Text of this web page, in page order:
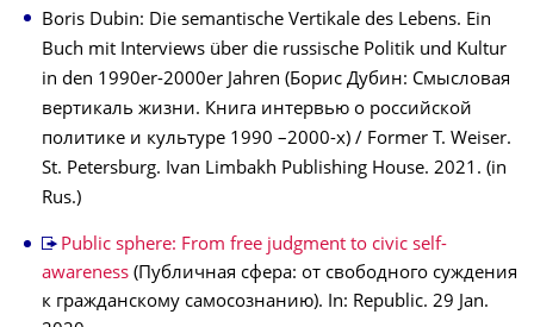
Boris Dubin: Die semantische Vertikale des Lebens. Ein
Buch mit Interviews über die russische Politik und Kultur
in den 1990er-2000er Jahren (Борис Дубин: Смысловая
вертикаль жизни. Книга интервью о российской
политике и культуре 1990 –2000-х) / Former T. Weiser.
St. Petersburg. Ivan Limbakh Publishing House. 2021. (in
Rus.)
Public sphere: From free judgment to civic self-
awareness (Публичная сфера: от свободного суждения
к гражданскому самосознанию). In: Republic. 29 Jan.